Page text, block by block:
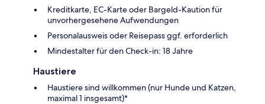
Kreditkarte, EC-Karte oder Bargeld-Kaution für
unvorhergesehene Aufwendungen
Personalausweis oder Reisepass ggf. erforderlich
Mindestalter für den Check-in: 18 Jahre
Haustiere
Haustiere sind willkommen (nur Hunde und Katzen,
maximal 1 insgesamt)*